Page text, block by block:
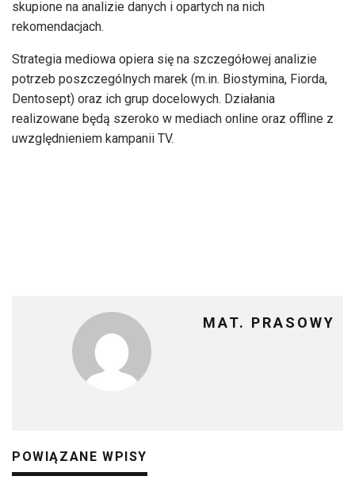
skupione na analizie danych i opartych na nich
rekomendacjach.
Strategia mediowa opiera się na szczegółowej analizie
potrzeb poszczególnych marek (m.in. Biostymina, Fiorda,
Dentosept) oraz ich grup docelowych. Działania
realizowane będą szeroko w mediach online oraz offline z
uwzględnieniem kampanii TV.
MAT. PRASOWY
POWIĄZANE WPISY